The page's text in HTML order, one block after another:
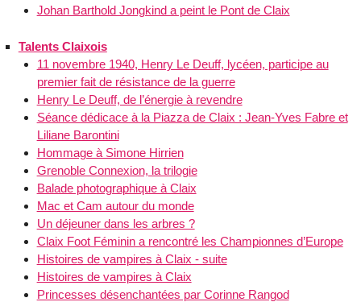
Johan Barthold Jongkind a peint le Pont de Claix
Talents Claixois
11 novembre 1940, Henry Le Deuff, lycéen, participe au
premier fait de résistance de la guerre
Henry Le Deuff, de l’énergie à revendre
Séance dédicace à la Piazza de Claix : Jean-Yves Fabre et
Liliane Barontini
Hommage à Simone Hirrien
Grenoble Connexion, la trilogie
Balade photographique à Claix
Mac et Cam autour du monde
Un déjeuner dans les arbres ?
Claix Foot Féminin a rencontré les Championnes d’Europe
Histoires de vampires à Claix - suite
Histoires de vampires à Claix
Princesses désenchantées par Corinne Rangod